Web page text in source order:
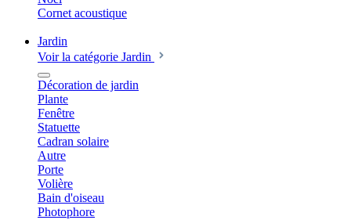
Cornet acoustique
Jardin
Voir la catégorie Jardin
Décoration de jardin
Plante
Fenêtre
Statuette
Cadran solaire
Autre
Porte
Volière
Bain d'oiseau
Photophore